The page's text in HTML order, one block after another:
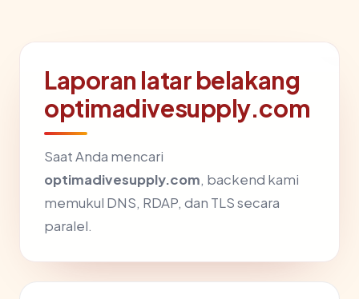
Laporan latar belakang
optimadivesupply.com
Saat Anda mencari
optimadivesupply.com, backend kami
memukul DNS, RDAP, dan TLS secara
paralel.